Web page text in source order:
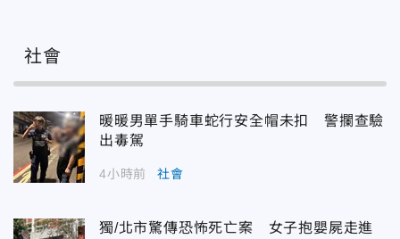
社會
暖暖男單手騎車蛇行安全帽未扣 警攔查驗
出毒駕
4小時前 社會
獨/北市驚傳恐怖死亡案 女子抱嬰屍走進